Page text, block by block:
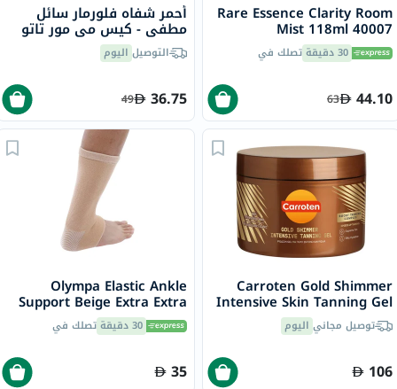
Rare Essence Clarity Room
Mist 118ml 40007
30 دقيقة تصلك في
44.10
63
أحمر شفاه فلورمار سائل
مطفي - كيس مي مور تاتو
ليب ، روزا/007
التوصيل اليوم
36.75
49
Carroten Gold Shimmer
Intensive Skin Tanning Gel
150mlتوصيل مجاني اليوم
106
Olympa Elastic Ankle
Support Beige Extra Extra
Large OES-911
30 دقيقة تصلك في
35